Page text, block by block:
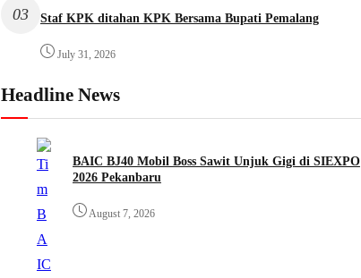
03 Staf KPK ditahan KPK Bersama Bupati Pemalang
July 31, 2026
Headline News
BAIC BJ40 Mobil Boss Sawit Unjuk Gigi di SIEXPO
2026 Pekanbaru
August 7, 2026